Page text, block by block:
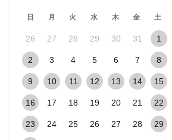
日 月 火 水 木 金 土
26 27 28 29 30 31 1
2 3 4 5 6 7 8
9 10 11 12 13 14 15
16 17 18 19 20 21 22
23 24 25 26 27 28 29